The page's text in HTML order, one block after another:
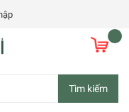
Tìm kiếm